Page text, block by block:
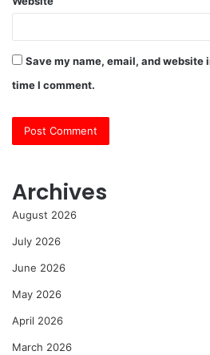
Save my name, email, and website
time I comment.
Archives
August 2026
July 2026
June 2026
May 2026
April 2026
March 2026